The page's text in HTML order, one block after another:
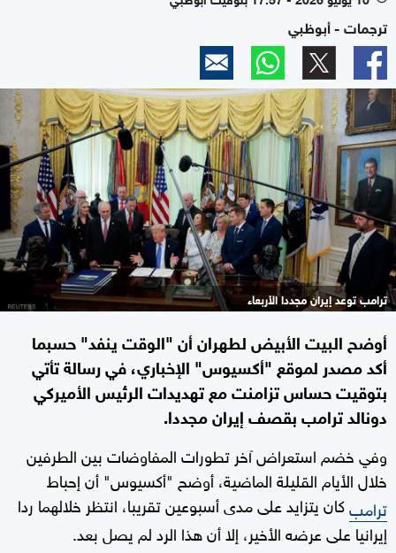
ترجمات - أبوظبي
ترامب توعد إيران مجددا الأربعاء
أوضح البيت الأبيض لطهران أن "الوقت ينفد" حسبما
أكد مصدر لموقع "أكسيوس" الإخباري، في رسالة تأتي
بتوقيت حساس تزامنت مع تهديدات الرئيس الأميركي
دونالد ترامب بقصف إيران مجددا.
وفي خضم استعراض آخر تطورات المفاوضات بين الطرفين
خلال الأيام القليلة الماضية، أوضح "أكسيوس" أن إحباط
ترامبكان يتزايد على مدى أسبوعين تقريبا، انتظر خلالهما ردا
إيرانيا على عرضه الأخير، إلا أن هذا الرد لم يصل بعد.